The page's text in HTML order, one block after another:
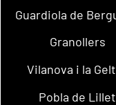
Guardiola de
Granollers
Vilanova i la
Pobla de Lillet